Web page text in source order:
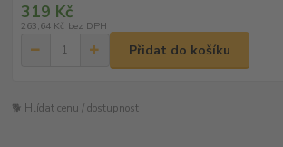
319 Kč
263,64 Kč bez DPH
Přidat do košíku
🐕 Hlídat cenu / dostupnost